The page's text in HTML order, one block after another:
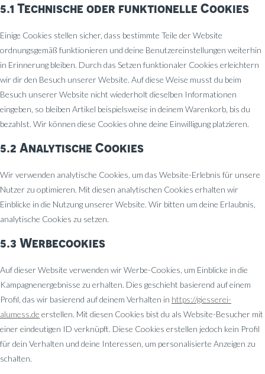
5.1 Technische oder funktionelle Cookies
Einige Cookies stellen sicher, dass bestimmte Teile der Website
ordnungsgemäß funktionieren und deine Benutzereinstellungen weiterhin
in Erinnerung bleiben. Durch das Setzen funktionaler Cookies erleichtern
wir dir den Besuch unserer Website. Auf diese Weise musst du beim
Besuch unserer Website nicht wiederholt dieselben Informationen
eingeben, so bleiben Artikel beispielsweise in deinem Warenkorb, bis du
bezahlst. Wir können diese Cookies ohne deine Einwilligung platzieren.
5.2 Analytische Cookies
Wir verwenden analytische Cookies, um das Website-Erlebnis für unsere
Nutzer zu optimieren. Mit diesen analytischen Cookies erhalten wir
Einblicke in die Nutzung unserer Website. Wir bitten um deine Erlaubnis,
analytische Cookies zu setzen.
5.3 Werbecookies
Auf dieser Website verwenden wir Werbe-Cookies, um Einblicke in die
Kampagnenergebnisse zu erhalten. Dies geschieht basierend auf einem
Profil, das wir basierend auf deinem Verhalten in https://giesserei-
alumess.de erstellen. Mit diesen Cookies bist du als Website-Besucher mit
einer eindeutigen ID verknüpft. Diese Cookies erstellen jedoch kein Profil
für dein Verhalten und deine Interessen, um personalisierte Anzeigen zu
schalten.